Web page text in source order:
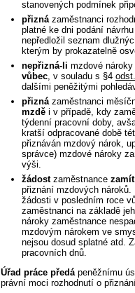
stanovených podmínek
přiznázaměstnanci
platné ke dni podání
nepředložil seznam
kterým by prokazatelně
nepřizná-li mzdové nároky
vůbec, v souladu s §4
dalšími peněžitými
přiznázaměstnanci
mzdě i v případě, kdy
týdenní pracovní doby,
kratší odpracované době
přiznáván mzdový nárok,
správce) mzdové nároky
výši.
žádostzaměstnance
přiznání mzdových nároků.
žádosti v posledním roce
zaměstnanci na základě
nároky zaměstnance
mzdovým nárokem ve
nejsou dosud splatné atd.
pracovních dnů.
Úřad práce předápeněžnímu
právní moci rozhodnutí o